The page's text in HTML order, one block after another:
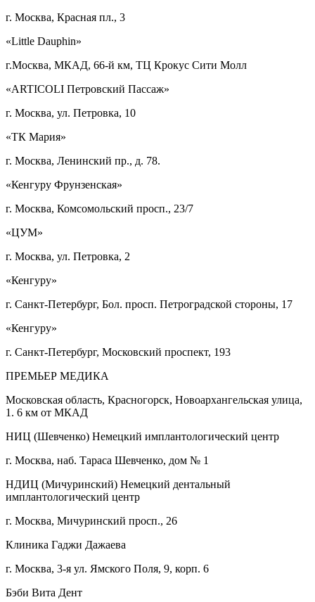
г. Москва, Красная пл., 3
«Little Dauphin»
г.Москва, МКАД, 66-й км, ТЦ Крокус Сити Молл
«ARTICOLI Петровский Пассаж»
г. Москва, ул. Петровка, 10
«ТК Мария»
г. Москва, Ленинский пр., д. 78.
«Кенгуру Фрунзенская»
г. Москва, Комсомольский просп., 23/7
«ЦУМ»
г. Москва, ул. Петровка, 2
«Кенгуру»
г. Санкт-Петербург, Бол. просп. Петроградской стороны, 17
«Кенгуру»
г. Санкт-Петербург, Московский проспект, 193
ПРЕМЬЕР МЕДИКА
Московская область, Красногорск, Новоархангельская улица,
1. 6 км от МКАД
НИЦ (Шевченко) Немецкий имплантологический центр
г. Москва, наб. Тараса Шевченко, дом № 1
НДИЦ (Мичуринский) Немецкий дентальный
имплантологический центр
г. Москва, Мичуринский просп., 26
Клиника Гаджи Дажаева
г. Москва, 3-я ул. Ямского Поля, 9, корп. 6
Бэби Вита Дент